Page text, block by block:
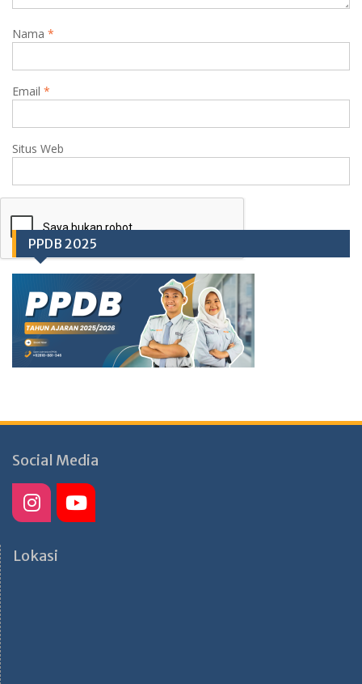
Nama *
Email *
Situs Web
PPDB 2025
Social Media
Lokasi